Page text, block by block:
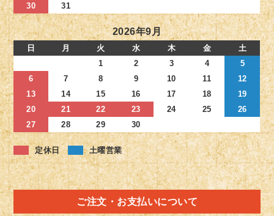
30
31
2026年9月
日 月 火 水 木 金
土
1
2 3 4
5
6
7 8 9 10 11
12
13
14 15 16 17 18
19
20
21 22 23 24 25
26
27
28 29 30
定休日 土曜営業
ご注文・お支払いについて